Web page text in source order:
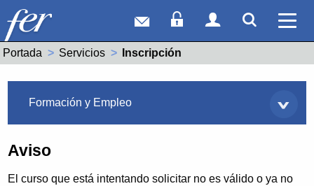
Correo webAcceso Socios
Acceso
Portada Servicios Actual:
Inscripción
Formación y Empleo
Aviso
El curso que está intentando solicitar no es válido o ya no